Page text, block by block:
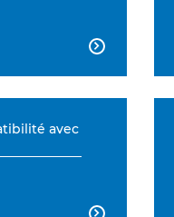

avec
